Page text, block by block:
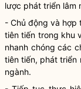
lược phát triển lâm
- Chủ động và
tiên tiến trong khu
nhanh chóng các
tiên tiến, phát triển
ngành.